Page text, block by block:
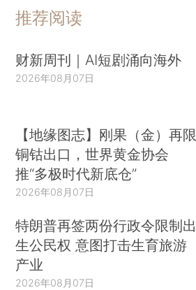
推荐阅读
财新周刊｜AI短剧涌向海外
2026年08月07日
【地缘图志】刚果（金）再限
铜钴出口，世界黄金协会
推“多极时代新底仓”
2026年08月07日
特朗普再签两份行政令限制出
生公民权 意图打击生育旅游
产业
2026年08月07日